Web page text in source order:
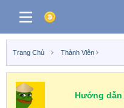
Trang Chủ Thành Viên
Hướng